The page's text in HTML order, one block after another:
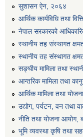
सुशासन ऐन, २०६४
आर्थिक कार्यविधि तथा
नेपाल सरकारको
स्थानीय तह संस्थागत
स्थानीय तह संस्थागत
सङ्घीय मामिला तथा
आन्तरिक मामिला तथा
आर्थिक मामिला तथा
उद्योग, पर्यटन, वन तथा
नीति तथा योजना आयोग,
भूमि व्यवस्था कृषि तथा